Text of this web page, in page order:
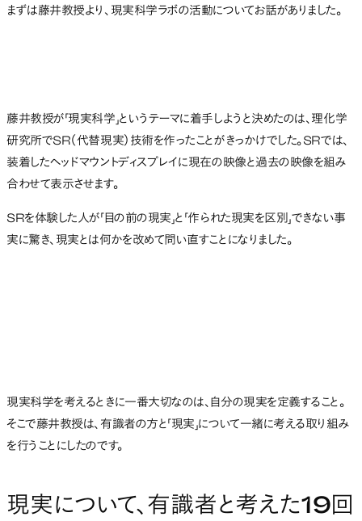
まずは藤井教授より、現実科学ラボの活動についてお話がありました。
藤井教授が「現実科学」というテーマに着手しようと決めたのは、理化学
研究所でSR（代替現実）技術を作ったことがきっかけでした。SRでは、
装着したヘッドマウントディスプレイに現在の映像と過去の映像を組み
合わせて表示させます。
SRを体験した人が「目の前の現実」と「作られた現実を区別」できない事
実に驚き、現実とは何かを改めて問い直すことになりました。
現実科学を考えるときに一番大切なのは、自分の現実を定義すること。
そこで藤井教授は、有識者の方と「現実」について一緒に考える取り組み
を行うことにしたのです。
現実について、有識者と考えた19回